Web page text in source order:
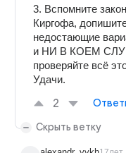
3. Вспомните
Киргофа,
недостающие
и НИ В КОЕМ
проверяйте всё
Удачи.
2
Скрыть ветку